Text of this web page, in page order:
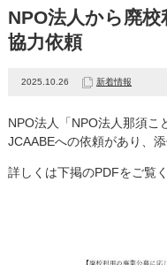
NPO法人から廃
協力依頼
2025.10.26 新着情報
NPO法人「NPO法人那須こ
JCAABEへの依頼があり、
詳しくは下掲のPDFをご覧く